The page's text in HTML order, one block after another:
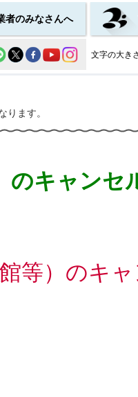
者のみなさんへ
文字の大き
ります。
のキャンセ
等）のキ